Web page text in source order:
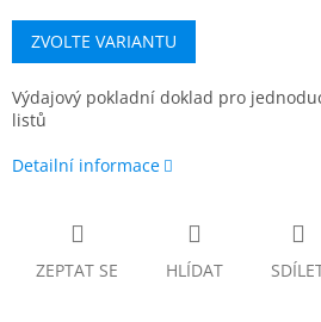
Měrná
cena:
ZVOLTE VARIANTU
Výdajový pokladní doklad pro
listů
Detailní informace
ZEPTAT SE HLÍDAT